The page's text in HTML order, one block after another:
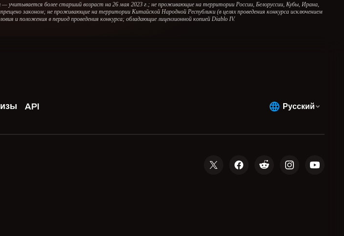
учитывается более старший возраст на 26 мая 2023 г.; не проживающие на территории России, Белоруссии, Кубы, Ирана,
законом; не проживающие на территории Китайской Народной Республики (в целях проведения конкурса исключением
и положения в период проведения конкурса; обладающие лицензионной копией Diablo IV.